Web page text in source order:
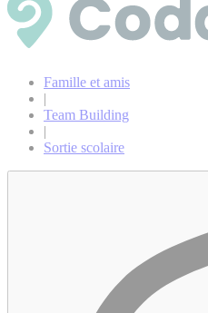
Famille et amis
|
Team Building
|
Sortie scolaire